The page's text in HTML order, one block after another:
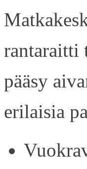
rantaraitti
pääsy
erilaisia